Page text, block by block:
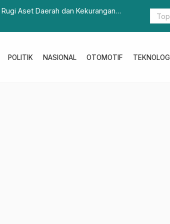
Aset Daerah dan Kekurangan
12.821
POLITIK NASIONAL OTOMOTIF